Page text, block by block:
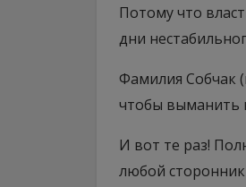
Потому что
дни
Фамилия Собчак
чтобы выманить
И вот те раз!
любой